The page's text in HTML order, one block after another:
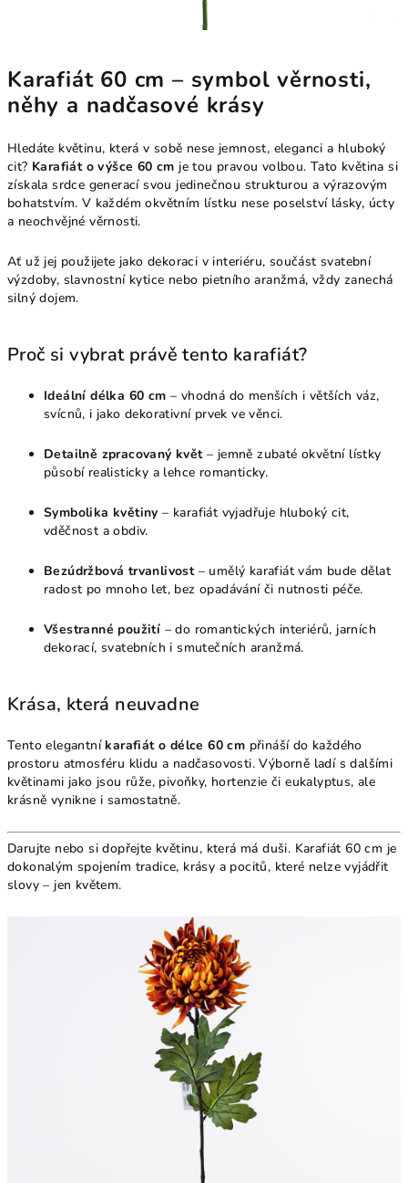
Karafiát 60 cm – symbol věrnosti,
něhy a nadčasové krásy
Hledáte květinu, která v sobě nese jemnost, eleganci a hluboký
cit? Karafiát o výšce 60 cm je tou pravou volbou. Tato květina si
získala srdce generací svou jedinečnou strukturou a výrazovým
bohatstvím. V každém okvětním lístku nese poselství lásky, úcty
a neochvějné věrnosti.
Ať už jej použijete jako dekoraci v interiéru, součást svatební
výzdoby, slavnostní kytice nebo pietního aranžmá, vždy zanechá
silný dojem.
Proč si vybrat právě tento karafiát?
Ideální délka 60 cm – vhodná do menších i větších váz,
svícnů, i jako dekorativní prvek ve věnci.
Detailně zpracovaný květ– jemně zubaté okvětní lístky
působí realisticky a lehce romanticky.
Symbolika květiny – karafiát vyjadřuje hluboký cit,
vděčnost a obdiv.
Bezúdržbová trvanlivost– umělý karafiát vám bude dělat
radost po mnoho let, bez opadávání či nutnosti péče.
Všestranné použití – do romantických interiérů, jarních
dekorací, svatebních i smutečních aranžmá.
Krása, která neuvadne
Tento elegantní karafiát o délce 60 cm přináší do každého
prostoru atmosféru klidu a nadčasovosti. Výborně ladí s dalšími
květinami jako jsou růže, pivoňky, hortenzie či eukalyptus, ale
krásně vynikne i samostatně.
Darujte nebo si dopřejte květinu, která má duši. Karafiát 60 cm je
dokonalým spojením tradice, krásy a pocitů, které nelze vyjádřit
slovy – jen květem.